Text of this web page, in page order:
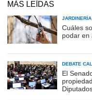
MÁS LEÍDAS
JARDINERÍA
Cuáles
podar en
DEBATE
El